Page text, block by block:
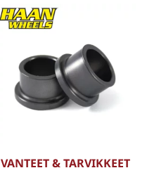
VANTEET & TARVIKKEET